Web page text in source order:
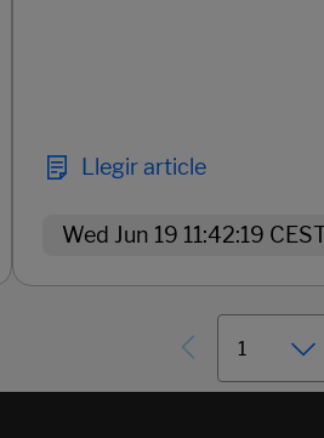
Llegir article
Wed Jun 19 11:42:19